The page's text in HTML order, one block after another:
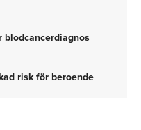
blodcancerdiagnos
risk för beroende